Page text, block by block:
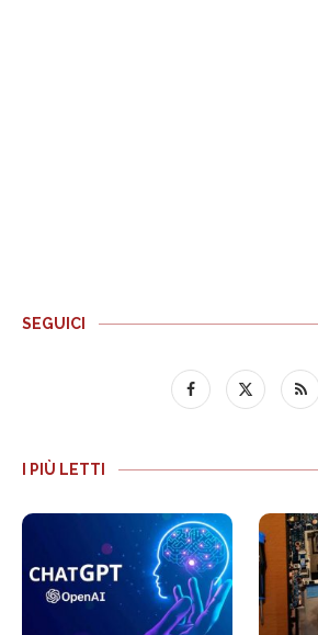
SEGUICI
I PIÙ LETTI